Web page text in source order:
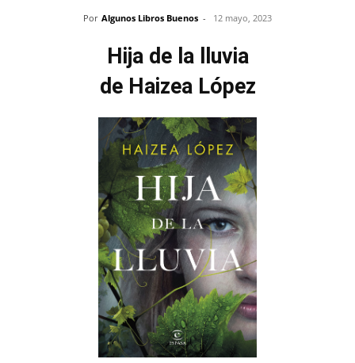
Por Algunos Libros Buenos - 12 mayo, 2023
Hija de la lluvia
de Haizea López